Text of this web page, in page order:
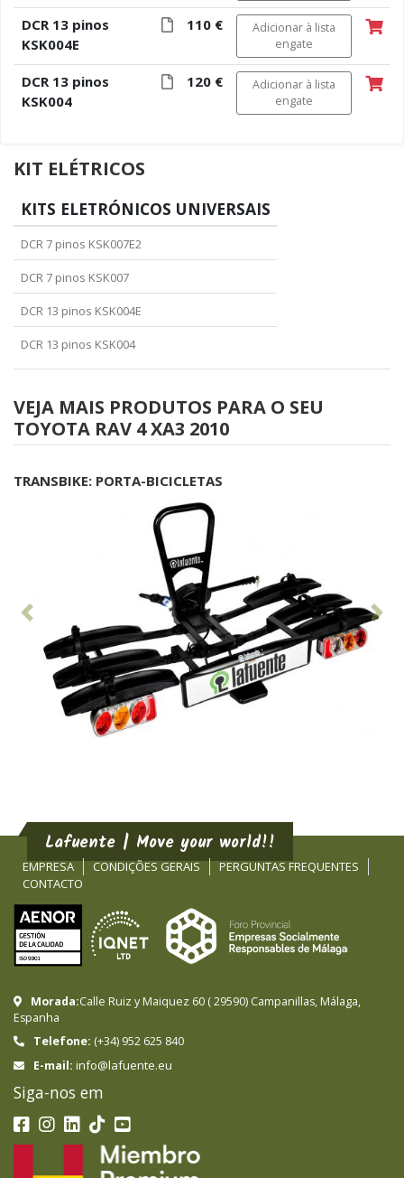
DCR 13 pinos
KSK004E
110 €
Adicionar à lista
engate
DCR 13 pinos
KSK004
120 €
Adicionar à lista
engate
KIT ELÉTRICOS
KITS ELETRÓNICOS UNIVERSAIS
DCR 7 pinos KSK007E2
DCR 7 pinos KSK007
DCR 13 pinos KSK004E
DCR 13 pinos KSK004
VEJA MAIS PRODUTOS PARA O SEU
TOYOTA RAV 4 XA3 2010
TRANSBIKE: PORTA-BICICLETAS
Lafuente | Move your world!!
EMPRESA CONDIÇÕES GERAIS
PERGUNTAS FREQUENTES
CONTACTO
Morada:Calle Ruiz y Maiquez 60 (29590) Campanillas, Málaga,
Espanha
Telefone: (+34) 952 625 840
E-mail: info@lafuente.eu
Siga-nos em